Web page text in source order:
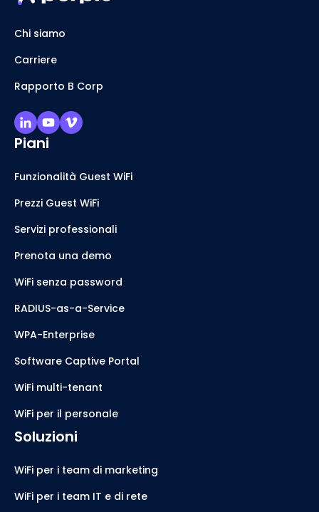
Chi siamo
Carriere
Rapporto B Corp
Piani
Funzionalità Guest WiFi
Prezzi Guest WiFi
Servizi professionali
Prenota una demo
WiFi senza password
RADIUS-as-a-Service
WPA-Enterprise
Software Captive Portal
WiFi multi-tenant
WiFi per il personale
Soluzioni
WiFi per i team di marketing
WiFi per i team IT e di rete